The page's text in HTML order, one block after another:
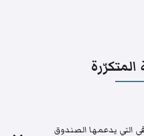
المتكرّرة
التي يدعمها الصندوق